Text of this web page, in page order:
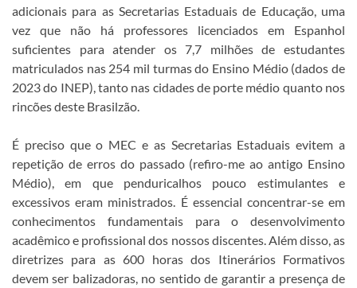
adicionais para as Secretarias Estaduais de Educação, uma
vez que não há professores licenciados em Espanhol
suficientes para atender os 7,7 milhões de estudantes
matriculados nas 254 mil turmas do Ensino Médio (dados de
2023 do INEP), tanto nas cidades de porte médio quanto nos
rincões deste Brasilzão.
É preciso que o MEC e as Secretarias Estaduais evitem a
repetição de erros do passado (refiro-me ao antigo Ensino
Médio), em que penduricalhos pouco estimulantes e
excessivos eram ministrados. É essencial concentrar-se em
conhecimentos fundamentais para o desenvolvimento
acadêmico e profissional dos nossos discentes. Além disso, as
diretrizes para as 600 horas dos Itinerários Formativos
devem ser balizadoras, no sentido de garantir a presença de